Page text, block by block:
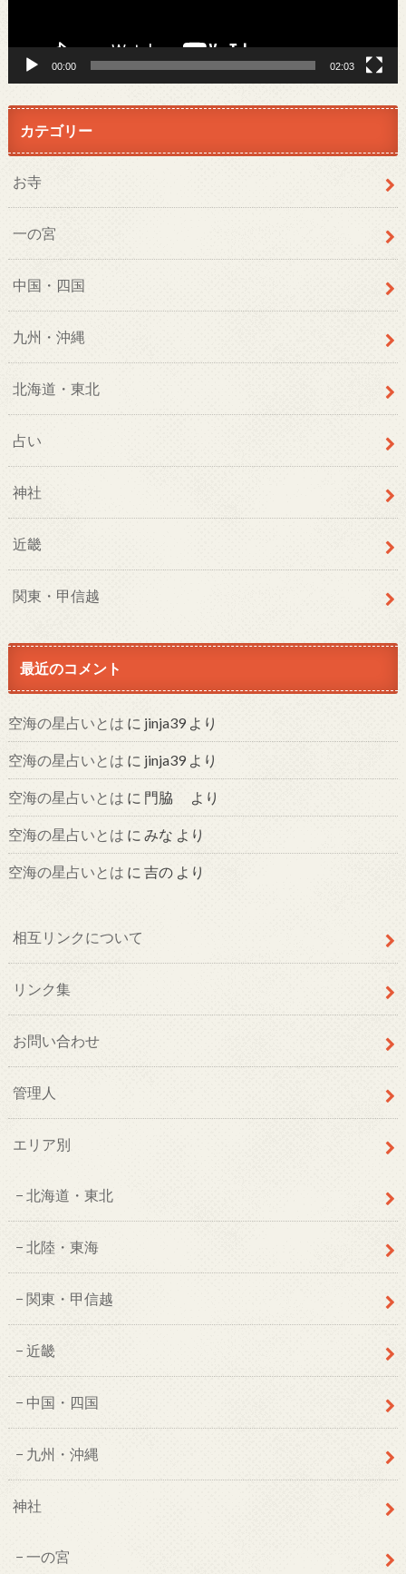
00:00 02:03
カテゴリー
お寺
一の宮
中国・四国
九州・沖縄
北海道・東北
占い
神社
近畿
関東・甲信越
最近のコメント
空海の星占いとは に jinja39より
空海の星占いとは に jinja39より
空海の星占いとは に 門脇 より
空海の星占いとは に みな より
空海の星占いとは に 吉のより
相互リンクについて
リンク集
お問い合わせ
管理人
エリア別
北海道・東北
北陸・東海
関東・甲信越
近畿
中国・四国
九州・沖縄
神社
一の宮